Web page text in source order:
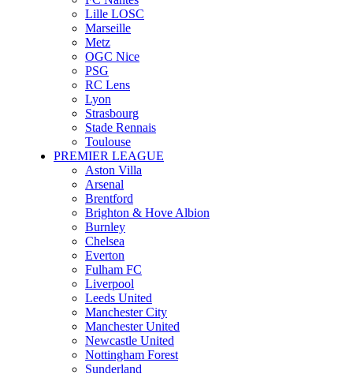
Lille LOSC
Marseille
Metz
OGC Nice
PSG
RC Lens
Lyon
Strasbourg
Stade Rennais
Toulouse
PREMIER LEAGUE
Aston Villa
Arsenal
Brentford
Brighton & Hove Albion
Burnley
Chelsea
Everton
Fulham FC
Liverpool
Leeds United
Manchester City
Manchester United
Newcastle United
Nottingham Forest
Sunderland